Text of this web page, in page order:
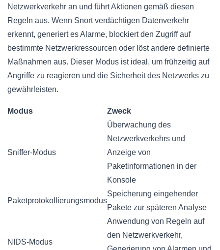
Netzwerkverkehr an und führt Aktionen gemäß diesen
Regeln aus. Wenn Snort verdächtigen Datenverkehr
erkennt, generiert es Alarme, blockiert den Zugriff auf
bestimmte Netzwerkressourcen oder löst andere definierte
Maßnahmen aus. Dieser Modus ist ideal, um frühzeitig auf
Angriffe zu reagieren und die Sicherheit des Netzwerks zu
gewährleisten.
Modus Zweck
Sniffer-Modus
Überwachung des
Netzwerkverkehrs und
Anzeige von
Paketinformationen in der
Konsole
Paketprotokollierungsmodus
Speicherung eingehender
Pakete zur späteren Analyse
NIDS-Modus
Anwendung von Regeln auf
den Netzwerkverkehr,